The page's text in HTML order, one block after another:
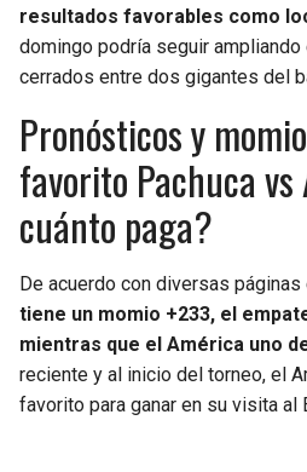
resultados favorables como
domingo podría seguir
cerrados entre dos gigantes del
Pronósticos y
favorito Pachuca
cuánto paga?
De acuerdo con diversas
tiene un momio +233, el
mientras que el América uno
reciente y al inicio del torneo, el
favorito para ganar en su visita al